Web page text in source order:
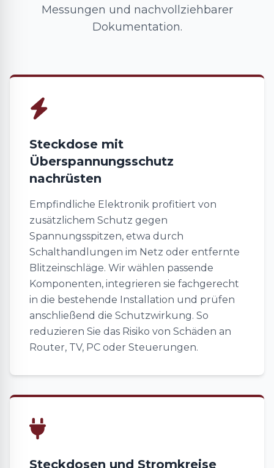
Messungen und nachvollziehbarer
Dokumentation.
Steckdose mit
Überspannungsschutz
nachrüsten
Empfindliche Elektronik profitiert von
zusätzlichem Schutz gegen
Spannungsspitzen, etwa durch
Schalthandlungen im Netz oder entfernte
Blitzeinschläge. Wir wählen passende
Komponenten, integrieren sie fachgerecht
in die bestehende Installation und prüfen
anschließend die Schutzwirkung. So
reduzieren Sie das Risiko von Schäden an
Router, TV, PC oder Steuerungen.
Steckdosen und Stromkreise